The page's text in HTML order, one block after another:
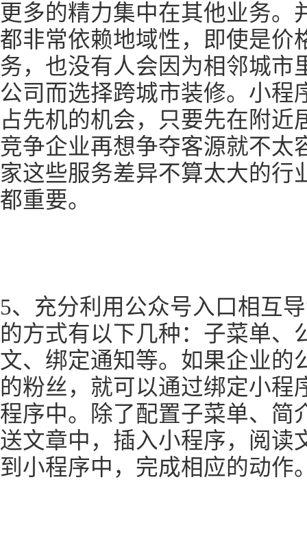
更多的精力集中在其他业务。
都非常依赖地域性，即使是价
务，也没有人会因为相邻城市
公司而选择跨城市装修。小程
占先机的机会，只要先在附近
竞争企业再想争夺客源就不太
家这些服务差异不算太大的行
都重要。
5、充分利用公众号入口相互
的方式有以下几种：子菜单、
文、绑定通知等。如果企业的
的粉丝，就可以通过绑定小程
程序中。除了配置子菜单、简
送文章中，插入小程序，阅读
到小程序中，完成相应的动作